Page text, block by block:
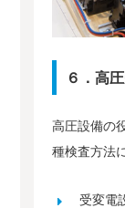
６．高
高圧設備の
種検査方法
受変電